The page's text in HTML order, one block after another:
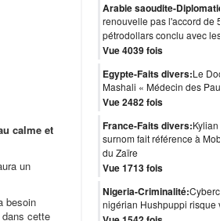
calme et
un
besoin
dans cette
Arabie saoudite-
renouvelle pas l'accord de
pétrodollars conclu avec
Vue 4039 fois
Egypte-Faits divers:Le
Mashali « Médecin des
Vue 2482 fois
France-Faits divers:
surnom fait référence à
du Zaïre
Vue 1713 fois
Nigeria-Criminalité:
nigérian Hushpuppi risque